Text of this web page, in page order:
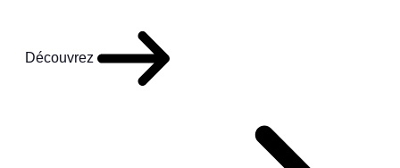
Découvrez